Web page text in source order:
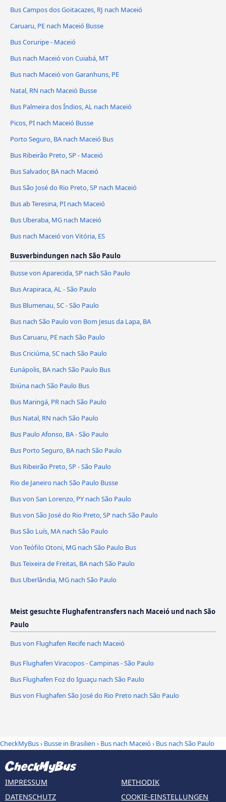
Bus Campos dos Goitacazes, RJ nach Maceió
Caruaru, PE nach Maceió Busse
Bus Coruripe - Maceió
Bus nach Maceió von Cuiabá, MT
Bus nach Maceió von Garanhuns, PE
Natal, RN nach Maceió Busse
Bus Palmeira dos Índios, AL nach Maceió
Picos, PI nach Maceió Busse
Porto Seguro, BA nach Maceió Bus
Bus Ribeirão Preto, SP - Maceió
Bus Salvador, BA nach Maceió
Bus São José do Rio Preto, SP nach Maceió
Bus ab Teresina, PI nach Maceió
Bus Uberaba, MG nach Maceió
Bus nach Maceió von Vitória, ES
Busverbindungen nach São Paulo
Busse von Aparecida, SP nach São Paulo
Bus Arapiraca, AL - São Paulo
Bus Blumenau, SC - São Paulo
Bus nach São Paulo von Bom Jesus da Lapa, BA
Bus Caruaru, PE nach São Paulo
Bus Criciúma, SC nach São Paulo
Eunápolis, BA nach São Paulo Bus
Ibiúna nach São Paulo Bus
Bus Maringá, PR nach São Paulo
Bus Natal, RN nach São Paulo
Bus Paulo Afonso, BA - São Paulo
Bus Porto Seguro, BA nach São Paulo
Bus Ribeirão Preto, SP - São Paulo
Rio de Janeiro nach São Paulo Busse
Bus von San Lorenzo, PY nach São Paulo
Bus von São José do Rio Preto, SP nach São Paulo
Bus São Luís, MA nach São Paulo
Von Teófilo Otoni, MG nach São Paulo Bus
Bus Teixeira de Freitas, BA nach São Paulo
Bus Uberlândia, MG nach São Paulo
Meist gesuchte Flughafentransfers nach Maceió und nach São
Paulo
Bus von Flughafen Recife nach Maceió
Bus Flughafen Viracopos - Campinas - São Paulo
Bus Flughafen Foz do Iguaçu nach São Paulo
Bus von Flughafen São José do Rio Preto nach São Paulo
CheckMyBus› Busse in Brasilien › Bus nach Maceió› Bus nach São Paulo
IMPRESSUM
DATENSCHUTZ
METHODIK
COOKIE-EINSTELLUNGEN